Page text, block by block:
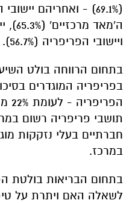
ויישובי הפריפריה (56.7%).
בתחום הרווחה בולט
תושבי פריפריה רשום
במרכז.
בתחום הבריאות בולטת
לשאלה האם ויתרת על